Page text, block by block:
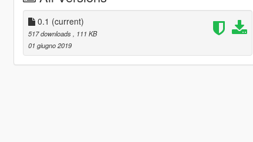
0.1 (current)
517 downloads
, 111 KB
01 giugno 2019